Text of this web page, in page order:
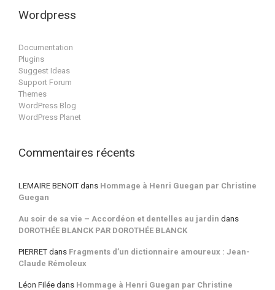
Wordpress
Documentation
Plugins
Suggest Ideas
Support Forum
Themes
WordPress Blog
WordPress Planet
Commentaires récents
LEMAIRE BENOIT dans Hommage à Henri Guegan par Christine
Guegan
Au soir de sa vie – Accordéon et dentelles au jardin dans
DOROTHÉE BLANCK PAR DOROTHÉE BLANCK
PIERRET dans Fragments d’un dictionnaire amoureux : Jean-
Claude Rémoleux
Léon Filée dans Hommage à Henri Guegan par Christine